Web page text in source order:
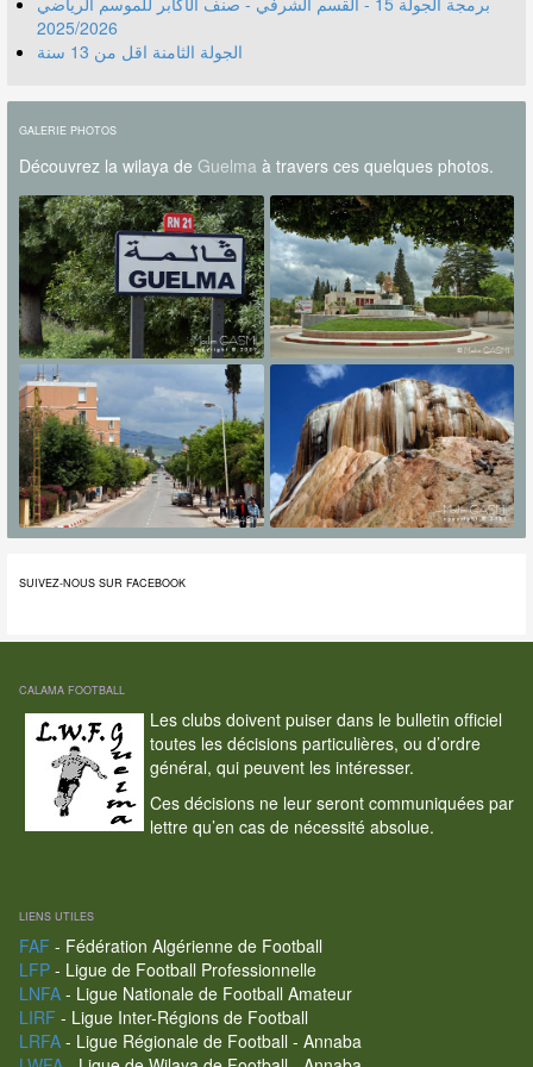
2025/2026
الجولة الثامنة اقل من 13 سنة
GALERIE PHOTOS
Découvrez la wilaya de Guelma à travers ces quelques photos.
SUIVEZ-NOUS SUR FACEBOOK
CALAMA FOOTBALL
Les clubs doivent puiser dans le bulletin officiel
toutes les décisions particulières, ou d’ordre
général, qui peuvent les intéresser.
Ces décisions ne leur seront communiquées par
lettre qu’en cas de nécessité absolue.
LIENS UTILES
FAF - Fédération Algérienne de Football
LFP- Ligue de Football Professionnelle
LNFA- Ligue Nationale de Football Amateur
LIRF - Ligue Inter-Régions de Football
LRFA- Ligue Régionale de Football - Annaba